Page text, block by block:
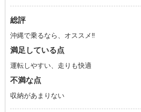
総評
沖縄で乗るなら、オススメ‼️
満足している点
運転しやすい、走りも快適
不満な点
収納があまりない